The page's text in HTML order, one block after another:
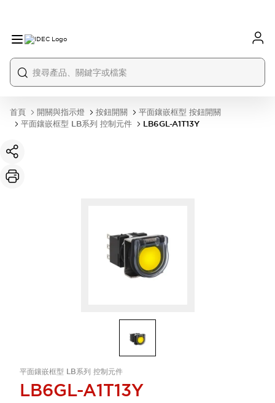
首頁 開關與指示燈 按鈕開關
平面鑲嵌框型 按鈕開關
平面鑲嵌框型 LB系列 控制元件
LB6GL-A1T13Y
平面鑲嵌框型 LB系列 控制元件
LB6GL-A1T13Y